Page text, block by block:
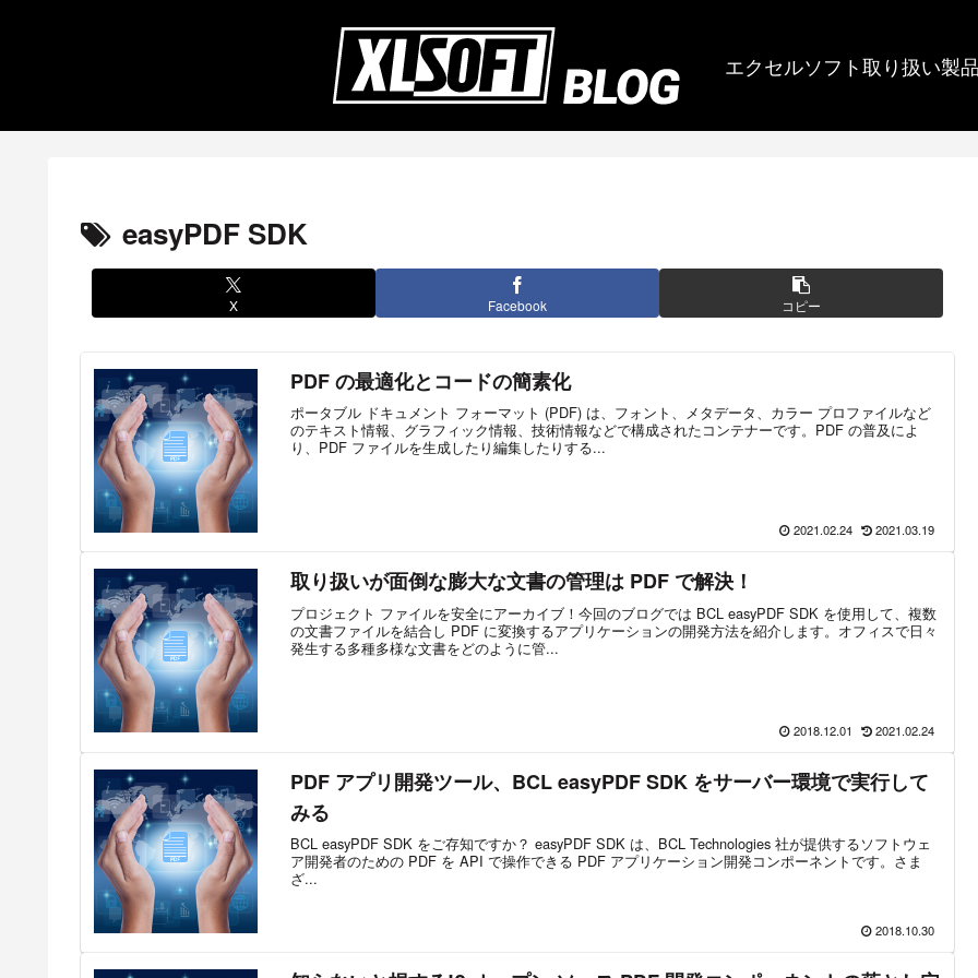
エクセルソフト取り扱い製
easyPDF SDK
X Facebook コピー
PDF の最適化とコードの簡素化
ポータブル ドキュメント フォーマット (PDF) は、フォント、メタデータ、カラー プロファイルなど
のテキスト情報、グラフィック情報、技術情報などで構成されたコンテナーです。PDF の普及によ
り、PDF ファイルを生成したり編集したりする...
2021.02.24 2021.03.19
取り扱いが面倒な膨大な文書の管理は PDF で解決！
プロジェクト ファイルを安全にアーカイブ！今回のブログでは BCL easyPDF SDK を使用して、複数
の文書ファイルを結合し PDF に変換するアプリケーションの開発方法を紹介します。オフィスで日々
発生する多種多様な文書をどのように管...
2018.12.01 2021.02.24
PDF アプリ開発ツール、BCL easyPDF SDK をサーバー環境で実行して
みる
BCL easyPDF SDK をご存知ですか？ easyPDF SDK は、BCL Technologies 社が提供するソフトウェ
ア開発者のための PDF を API で操作できる PDF アプリケーション開発コンポーネントです。さま
ざ...
2018.10.30